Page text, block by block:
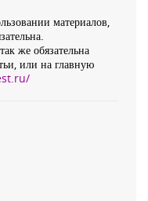
материалов,
же обязательна
или на главную